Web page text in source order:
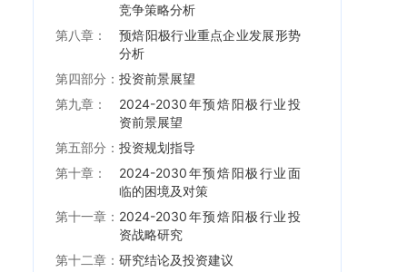
竞争策略分析
第八章：
预焙阳极行业重点企业发展形势
分析
第四部分： 投资前景展望
第九章：
2024-2030年预焙阳极行业投
资前景展望
第五部分： 投资规划指导
第十章：
2024-2030年预焙阳极行业面
临的困境及对策
第十一章： 2024-2030年预焙阳极行业投
资战略研究
第十二章： 研究结论及投资建议